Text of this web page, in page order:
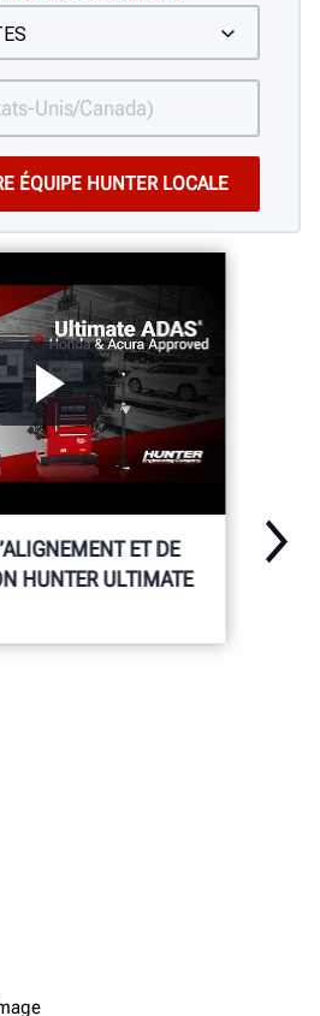
ET DE
HUNTER ULTIMATE